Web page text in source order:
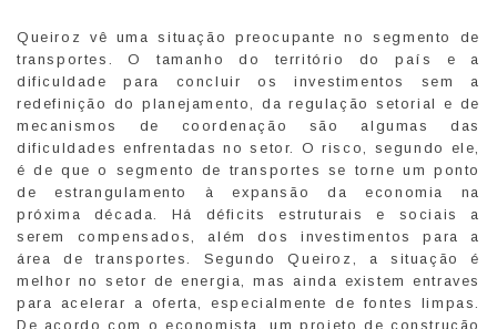
Queiroz vê uma situação preocupante no segmento de
transportes. O tamanho do território do país e a
dificuldade para concluir os investimentos sem a
redefinição do planejamento, da regulação setorial e de
mecanismos de coordenação são algumas das
dificuldades enfrentadas no setor. O risco, segundo ele,
é de que o segmento de transportes se torne um ponto
de estrangulamento à expansão da economia na
próxima década. Há déficits estruturais e sociais a
serem compensados, além dos investimentos para a
área de transportes. Segundo Queiroz, a situação é
melhor no setor de energia, mas ainda existem entraves
para acelerar a oferta, especialmente de fontes limpas.
De acordo com o economista, um projeto de construção